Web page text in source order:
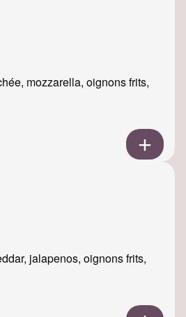
mozzarella, oignons frits,
jalapenos, oignons frits,